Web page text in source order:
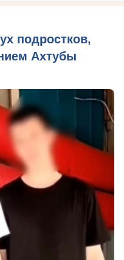
подростков,
Ахтубы